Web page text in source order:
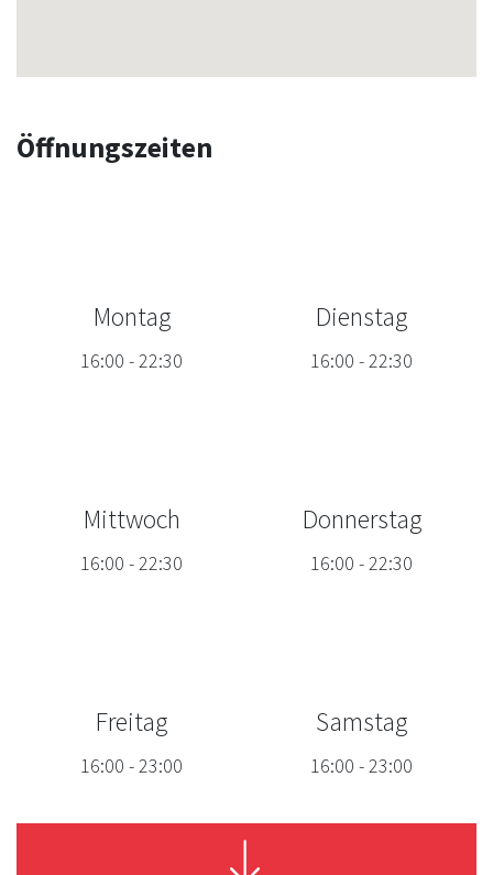
Öffnungszeiten
Montag
16:00 -22:30
Dienstag
16:00 -22:30
Mittwoch
16:00 -22:30
Donnerstag
16:00 -22:30
Freitag
16:00 -23:00
Samstag
16:00 -23:00